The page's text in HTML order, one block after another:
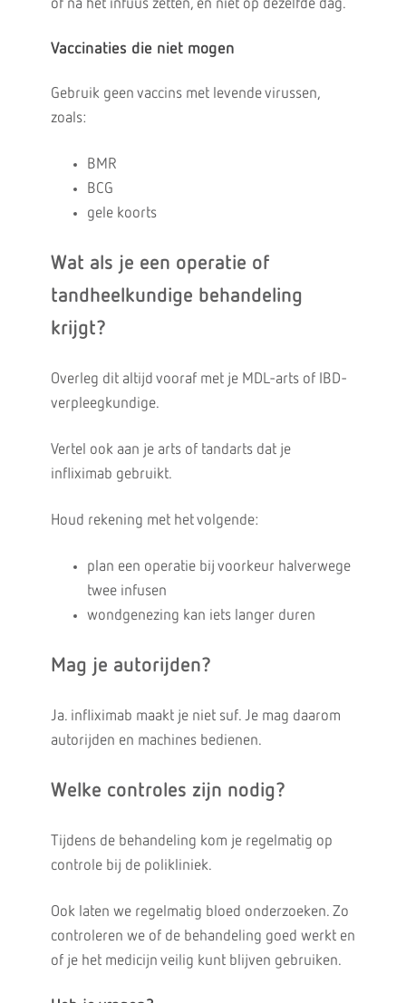
of na het infuus zetten, en niet op dezelfde dag.
Vaccinaties die niet mogen
Gebruik geen vaccins met levende virussen,
zoals:
BMR
BCG
gele koorts
Wat als je een operatie of
tandheelkundige behandeling
krijgt?
Overleg dit altijd vooraf met je MDL-arts of IBD-
verpleegkundige.
Vertel ook aan je arts of tandarts dat je
infliximab gebruikt.
Houd rekening met het volgende:
plan een operatie bij voorkeur halverwege
twee infusen
wondgenezing kan iets langer duren
Mag je autorijden?
Ja. infliximab maakt je niet suf. Je mag daarom
autorijden en machines bedienen.
Welke controles zijn nodig?
Tijdens de behandeling kom je regelmatig op
controle bij de polikliniek.
Ook laten we regelmatig bloed onderzoeken. Zo
controleren we of de behandeling goed werkt en
of je het medicijn veilig kunt blijven gebruiken.